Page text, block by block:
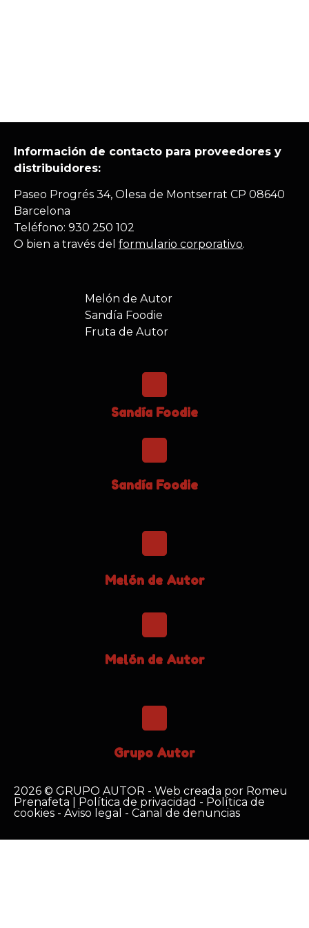
Información de contacto para proveedores y
distribuidores:
Paseo Progrés 34, Olesa de Montserrat CP 08640
Barcelona
Teléfono: 930 250 102
O bien a través del formulario corporativo.
Melón de Autor
Sandía Foodie
Fruta de Autor
Sandía Foodie
Sandía Foodie
Melón de Autor
Melón de Autor
Grupo Autor
2026 © GRUPO AUTOR - Web creada por Romeu
Prenafeta
Política de privacidad - Política de
cookies - Aviso legal - Canal de denuncias